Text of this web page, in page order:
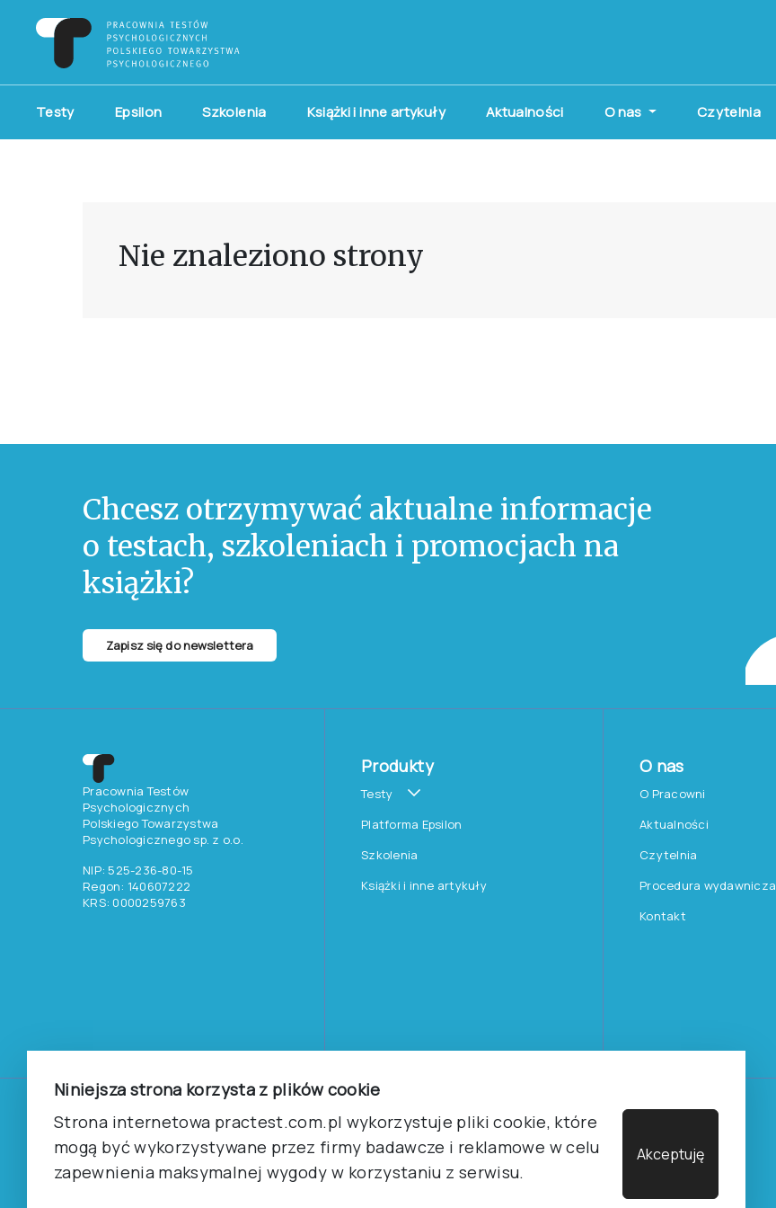
Niniejsza strona korzysta z plików cookie
Strona internetowa practest.com.pl wykorzystuje pliki cookie, które
mogą być wykorzystywane przez firmy badawcze i reklamowe w celu
zapewnienia maksymalnej wygody w korzystaniu z serwisu.
Akceptuję
Testy Epsilon Szkolenia Książki i inne artykuły Aktualności O nas Czytelnia
Nie znaleziono strony
Chcesz otrzymywać aktualne informacje
o testach, szkoleniach i promocjach na
książki?
Zapisz się do newslettera
Pracownia Testów
Psychologicznych
Polskiego Towarzystwa
Psychologicznego sp. z o.o.
NIP: 525-236-80-15
Regon: 140607222
KRS: 0000259763
Produkty
Testy
Platforma Epsilon
Szkolenia
Książki i inne artykuły
O nas
O Pracowni
Aktualności
Czytelnia
Procedura wydawnicza
Kontakt
2026
Pracownia Testów Psychologicznych Polskiego Towarzystwa Psychologicznego sp. z o.o.
Wszelkie prawa zastrzeżone.
Regulamin Polityka prywantości